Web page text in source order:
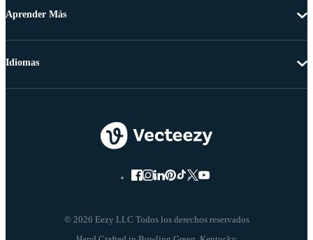
Aprender Más
© 2026 Eezy LLC Todos los derechos reservados
Idiomas